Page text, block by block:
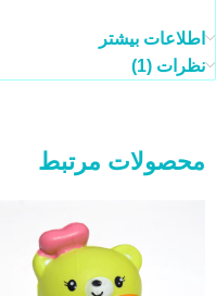
اطلاعات بیشتر
نظرات (1)
محصولات مرتبط